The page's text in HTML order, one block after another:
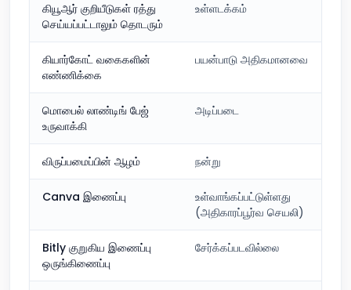
கியூஆர் குறியீடுகள் ரத்து
செய்யப்பட்டாலும் தொடரும்
உள்ளடக்கம்
கியார்கோட் வகைகளின்
எண்ணிக்கை
பயன்பாடு அதிகமானவை
மொபைல் லாண்டிங் பேஜ்
உருவாக்கி
அடிப்படை
விருப்பமைப்பின் ஆழம் நன்று
Canva இணைப்பு
உள்வாங்கப்பட்டுள்ளது
(அதிகாரப்பூர்வ செயலி)
Bitly குறுகிய இணைப்பு
ஒருங்கிணைப்பு
சேர்க்கப்படவில்லை